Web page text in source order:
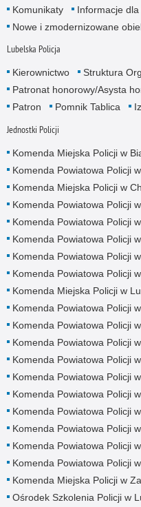
Komunikaty
Informacje
Nowe i zmodernizowane
Lubelska Policja
Kierownictwo
Struktura
Patronat honorowy/Asysta
Patron
Pomnik Tablica
Jednostki Policji
Komenda Miejska Policji w
Komenda Powiatowa Policji w
Komenda Miejska Policji w
Komenda Powiatowa Policji
Komenda Powiatowa Policji
Komenda Powiatowa Policji
Komenda Powiatowa Policji
Komenda Powiatowa Policji
Komenda Miejska Policji w
Komenda Powiatowa Policji
Komenda Powiatowa Policji
Komenda Powiatowa Policji
Komenda Powiatowa Policji
Komenda Powiatowa Policji
Komenda Powiatowa Policji
Komenda Powiatowa Policji
Komenda Powiatowa Policji
Komenda Powiatowa Policji
Komenda Powiatowa Policji
Komenda Miejska Policji w
Ośrodek Szkolenia Policji w